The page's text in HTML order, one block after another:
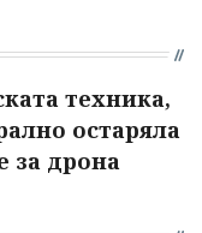
техника,
остаряла
за дрона